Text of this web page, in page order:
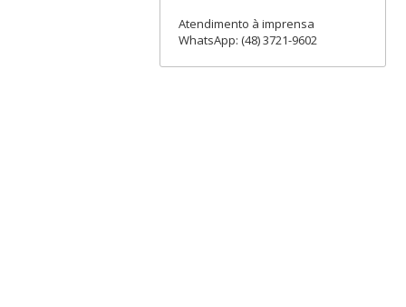
Atendimento à imprensa
WhatsApp: (48) 3721-9602